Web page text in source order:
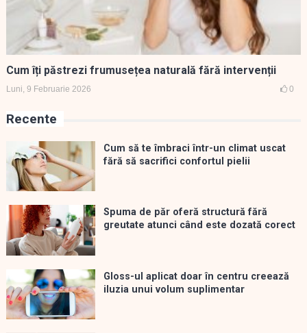
Cum îți păstrezi frumusețea naturală fără intervenții
Luni, 9 Februarie 2026 0
Recente
Cum să te îmbraci într-un climat uscat
fără să sacrifici confortul pielii
Spuma de păr oferă structură fără
greutate atunci când este dozată corect
Gloss-ul aplicat doar în centru creează
iluzia unui volum suplimentar